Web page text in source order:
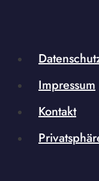
Impressum
Kontakt